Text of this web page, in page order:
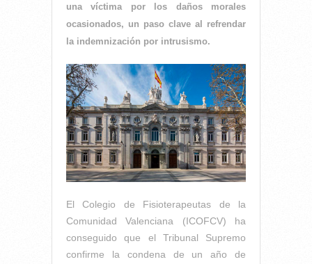
una víctima por los daños morales
ocasionados, un paso clave al refrendar
la indemnización por intrusismo.
El Colegio de Fisioterapeutas de la
Comunidad Valenciana (ICOFCV) ha
conseguido que el Tribunal Supremo
confirme la condena de un año de